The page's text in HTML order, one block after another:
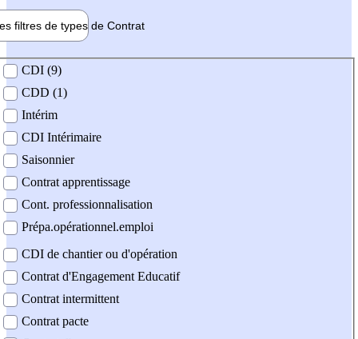
filtres de types de Contrat
contrat
CDI (9)
CDD (1)
Intérim
CDI Intérimaire
Saisonnier
Contrat apprentissage
Cont. professionnalisation
Prépa.opérationnel.emploi
CDI de chantier ou d'opération
Contrat d'Engagement Educatif
Contrat intermittent
Contrat pacte